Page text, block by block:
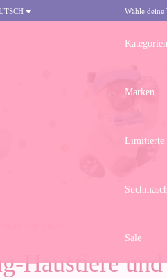
Wähle
Kategorien
Marken
Limitierte
Sale
Haustiere